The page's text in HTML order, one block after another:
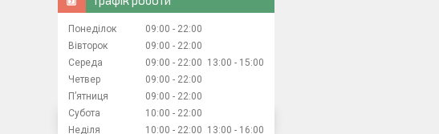
Понеділок 09:00
22:00
Вівторок
09:00
22:00
Середа
09:00 22:00 13:00
15:00
Четвер
09:00
22:00
Пʼятниця
09:00
22:00
Субота
10:00
22:00
Неділя
10:00 22:00 13:00 16:00